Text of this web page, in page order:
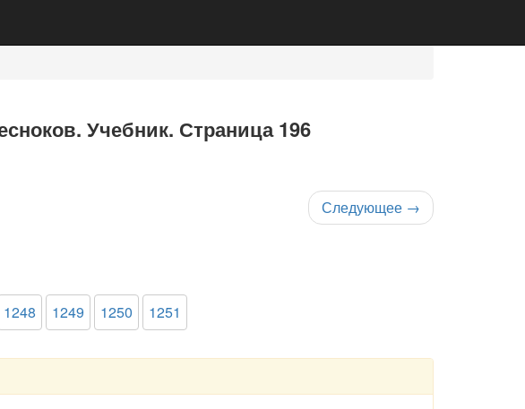
Учебник. Страница 196
Следующее →
1248 1249 1250 1251